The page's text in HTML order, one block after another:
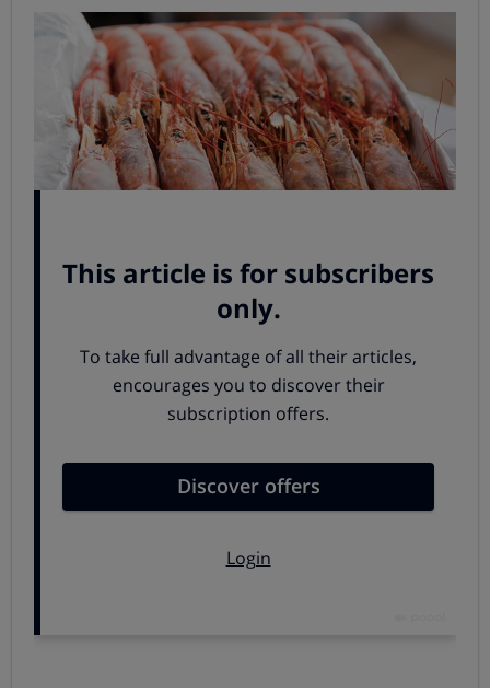
Nunca faltan en nuestras celebraciones, y son uno de los
productos cuyo precio monitorizamos atentamente
desde semanas antes de Navidad. Los langostinos
congelados son una opción asequible y rica, pero no
todos son iguales. Elige bien, consulta nuestro
unos buenos esparragos son un entrante de lujo en